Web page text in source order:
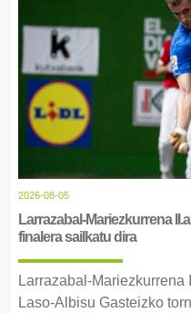
2026-08-05
Larrazabal-Mariezkurrena
finalera sailkatu dira
Larrazabal-Mariezkurrena
Laso-Albisu Gasteizko